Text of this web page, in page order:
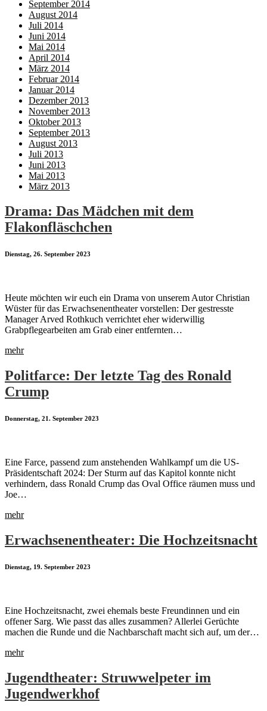
September 2014
August 2014
Juli 2014
Juni 2014
Mai 2014
April 2014
März 2014
Februar 2014
Januar 2014
Dezember 2013
November 2013
Oktober 2013
September 2013
August 2013
Juli 2013
Juni 2013
Mai 2013
März 2013
Drama: Das Mädchen mit dem
Flakonfläschchen
Dienstag, 26. September 2023
Heute möchten wir euch ein Drama von unserem Autor Christian
Wüster für das Erwachsenentheater vorstellen: Der gestresste
Manager Arved Rothkuch verrichtet eher widerwillig
Grabpflegearbeiten am Grab einer entfernten…
mehr
Politfarce: Der letzte Tag des Ronald
Crump
Donnerstag, 21. September 2023
Eine Farce, passend zum anstehenden Wahlkampf um die US-
Präsidentschaft 2024: Der Sturm auf das Kapitol konnte nicht
verhindern, dass Ronald Crump das Oval Office räumen muss und
Joe…
mehr
Erwachsenentheater: Die Hochzeitsnacht
Dienstag, 19. September 2023
Eine Hochzeitsnacht, zwei ehemals beste Freundinnen und ein
offener Sarg. Wie passt das alles zusammen? Allerlei Gerüchte
machen die Runde und die Nachbarschaft macht sich auf, um der…
mehr
Jugendtheater: Struwwelpeter im
Jugendwerkhof